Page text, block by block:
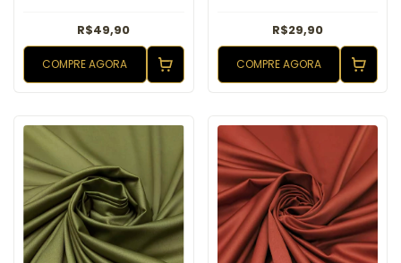
R$49,90
COMPRE AGORA
R$29,90
COMPRE AGORA